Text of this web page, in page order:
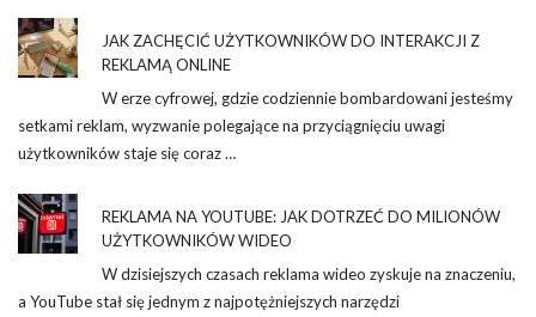
JAK ZACHĘCIĆ UŻYTKOWNIKÓW DO INTERAKCJI Z
REKLAMĄ ONLINE
W erze cyfrowej, gdzie codziennie bombardowani jesteśmy
setkami reklam, wyzwanie polegające na przyciągnięciu uwagi
użytkowników staje się coraz …
REKLAMA NA YOUTUBE: JAK DOTRZEĆ DO MILIONÓW
UŻYTKOWNIKÓW WIDEO
W dzisiejszych czasach reklama wideo zyskuje na znaczeniu,
a YouTube stał się jednym z najpotężniejszych narzędzi